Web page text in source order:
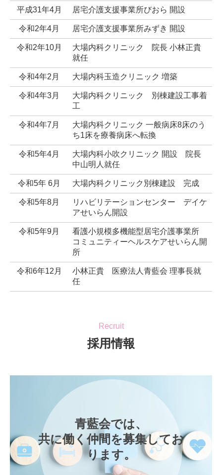
平成31年4月 居宅介護支援事業所びおら 開設
令和2年4月 居宅介護支援事業所みずき 開設
令和2年10月
大場内科クリニック 院長 小林正貴
就任
令和4年2月 大場内科玉造クリニック 増築
令和4年3月
大場内科クリニック 別棟建設工事着
工
令和4年7月
大場内科クリニック 一般病床8床のう
ち1床を療養病床へ転換
令和5年4月
大場内科小吹クリニック 開設 院長
中山明人就任
令和5年 6月 大場内科クリニック別棟建設 完成
令和5年8月
リハビリテーションセンター デイケ
アせいらん開設
令和5年9月
看護小規模多機能型居宅介護事業所
コミュニティーヘルスケアせいらん開
所
令和6年12月
小林正貴 医療法人青藍会 理事長就
任
Recruit
採用情報
青藍会では、
共に働く仲間を募集してお
ります。